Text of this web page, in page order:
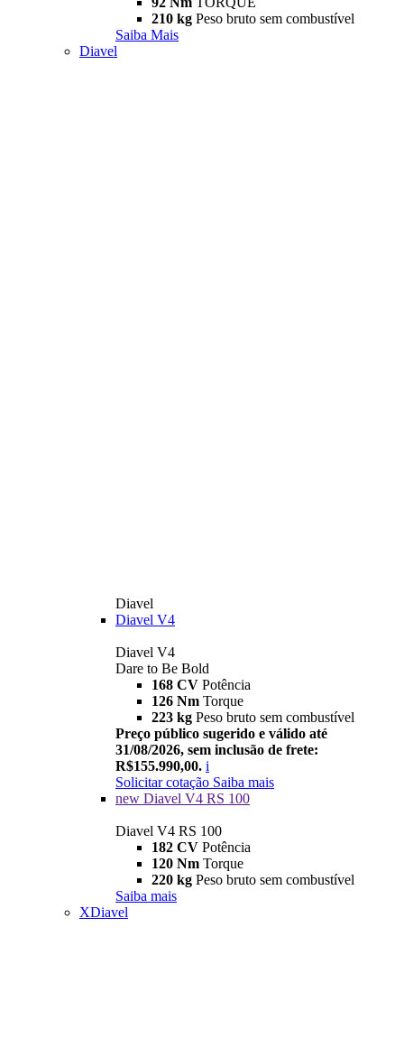
210 kg Peso bruto sem combustível
Saiba Mais
Diavel
Diavel
Diavel V4
Diavel V4
Dare to Be Bold
168 CV Potência
126 Nm Torque
223 kg Peso bruto sem combustível
Preço público sugerido e válido até
31/08/2026, sem inclusão de frete:
R$155.990,00. i
Solicitar cotação Saiba mais
new Diavel V4 RS 100
Diavel V4 RS 100
182 CV Potência
120 Nm Torque
220 kg Peso bruto sem combustível
Saiba mais
XDiavel